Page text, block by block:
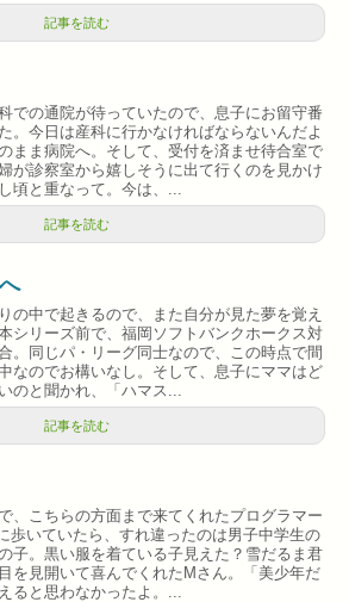
記事を読む
での通院が待っていたので、息子にお留守番
。今日は産科に行かなければならないんだよ
まま病院へ。そして、受付を済ませ待合室で
が診察室から嬉しそうに出て行くのを見かけ
頃と重なって。今は、...
記事を読む
の中で起きるので、また自分が見た夢を覚え
シリーズ前で、福岡ソフトバンクホークス対
。同じパ・リーグ同士なので、この時点で間
なのでお構いなし。そして、息子にママはど
のと聞かれ、「ハマス...
記事を読む
、こちらの方面まで来てくれたプログラマー
歩いていたら、すれ違ったのは男子中学生の
子。黒い服を着ている子見えた？雪だるま君
を見開いて喜んでくれたMさん。「美少年だ
ると思わなかったよ。...